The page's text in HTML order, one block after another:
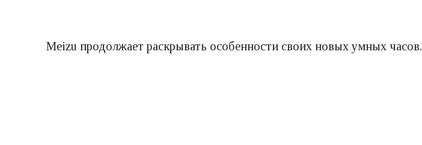
Meizu продолжает раскрывать особенности своих новых умных часов.